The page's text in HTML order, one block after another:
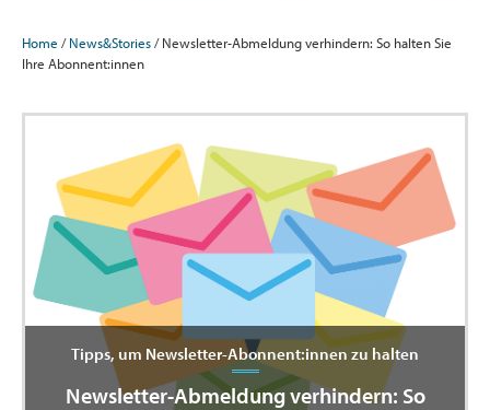
Home /News&Stories/ Newsletter-Abmeldung verhindern: So halten Sie
Ihre Abonnent:innen
Tipps, um Newsletter-Abonnent:innen zu halten
Newsletter-Abmeldung verhindern: So